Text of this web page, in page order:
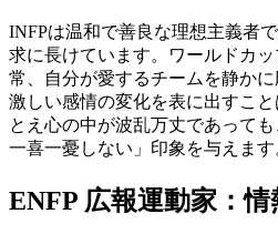
INFPは温和で善良な理想主義者
求に長けています。ワールドカ
常、自分が愛するチームを静かに
激しい感情の変化を表に出すこ
とえ心の中が波乱万丈であって
一喜一憂しない」印象を与えます
ENFP 広報運動家：